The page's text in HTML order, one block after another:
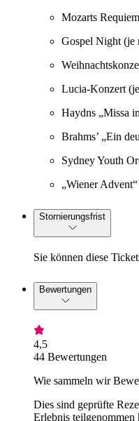
Mozarts
Gospel Night (je
Lucia-Konzert
Haydns „Missa
Brahms’ „Ein
Sydney Youth
„Wiener
Stornierungsfrist
Sie können diese
Bewertungen
4,5
44 Bewertungen
Wie sammeln wir
Dies sind geprüfte
Erlebnis teilgenommen